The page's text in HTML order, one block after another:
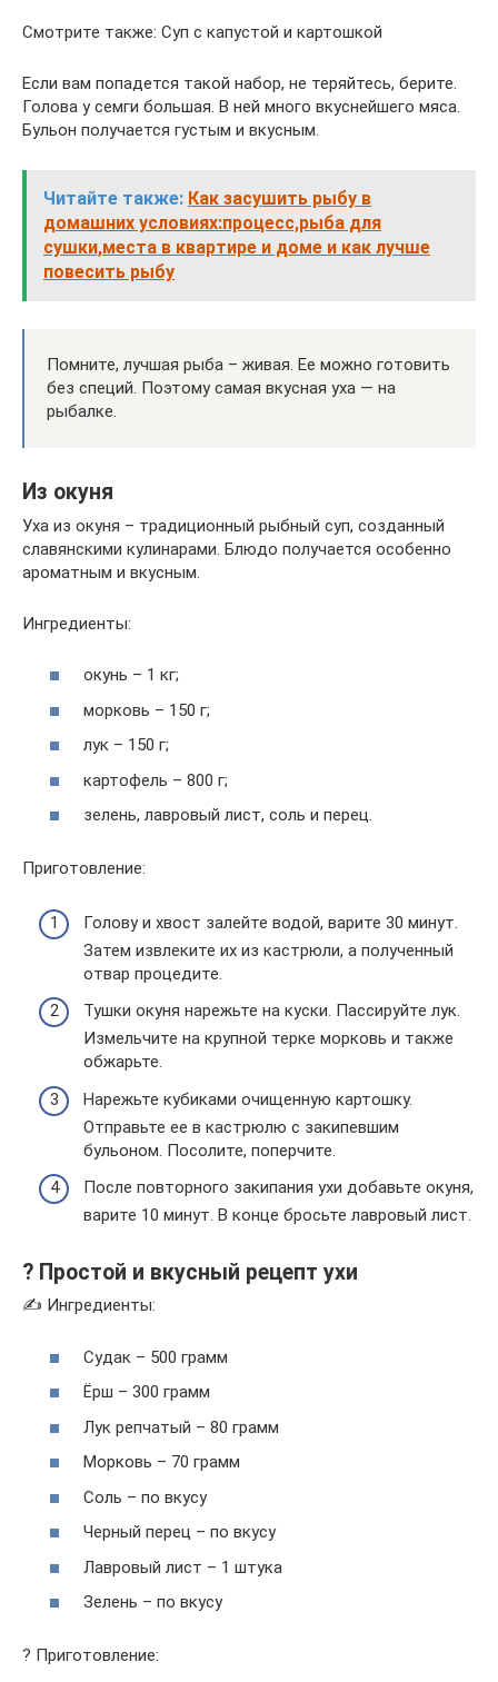
Смотрите также: Суп с капустой и картошкой
Если вам попадется такой набор, не теряйтесь, берите.
Голова у семги большая. В ней много вкуснейшего мяса.
Бульон получается густым и вкусным.
Читайте также: Как засушить рыбу в
домашних условиях:процесс,рыба для
сушки,места в квартире и доме и как лучше
повесить рыбу
Помните, лучшая рыба – живая. Ее можно готовить
без специй. Поэтому самая вкусная уха — на
рыбалке.
Из окуня
Уха из окуня – традиционный рыбный суп, созданный
славянскими кулинарами. Блюдо получается особенно
ароматным и вкусным.
Ингредиенты:
окунь – 1 кг;
морковь – 150 г;
лук – 150 г;
картофель – 800 г;
зелень, лавровый лист, соль и перец.
Приготовление:
Голову и хвост залейте водой, варите 30 минут.
Затем извлеките их из кастрюли, а полученный
отвар процедите.
Тушки окуня нарежьте на куски. Пассируйте лук.
Измельчите на крупной терке морковь и также
обжарьте.
Нарежьте кубиками очищенную картошку.
Отправьте ее в кастрюлю с закипевшим
бульоном. Посолите, поперчите.
После повторного закипания ухи добавьте окуня,
варите 10 минут. В конце бросьте лавровый лист.
? Простой и вкусный рецепт ухи
✍ Ингредиенты:
Судак – 500 грамм
Ёрш – 300 грамм
Лук репчатый – 80 грамм
Морковь – 70 грамм
Соль – по вкусу
Черный перец – по вкусу
Лавровый лист – 1 штука
Зелень – по вкусу
? Приготовление: